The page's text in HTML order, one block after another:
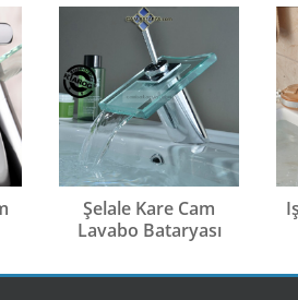
Şelale Kare Cam
Lavabo Bataryası